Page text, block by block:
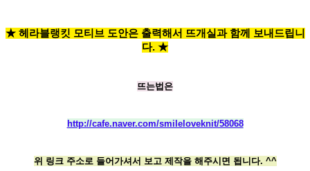
★ 헤라블랭킷 모티브 도안은 출력해서 뜨개실과 함께 보내드립니
다. ★
뜨는법은
http://cafe.naver.com/smileloveknit/58068
위 링크 주소로 들어가셔서 보고 제작을 해주시면 됩니다. ^^